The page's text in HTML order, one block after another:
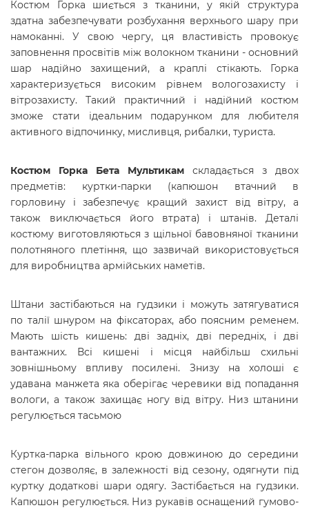
Костюм Горка шиється з тканини, у якій структура
здатна забезпечувати розбухання верхнього шару при
намоканні. У свою чергу, ця властивість провокує
заповнення просвітів між волокном тканини - основний
шар надійно захищений, а краплі стікають. Горка
характеризується високим рівнем вологозахисту і
вітрозахисту. Такий практичний і надійний костюм
зможе стати ідеальним подарунком для любителя
активного відпочинку, мисливця, рибалки, туриста.
Костюм Горка Бета Мультикам складається з двох
предметів: куртки-парки (капюшон втачний в
горловину і забезпечує кращий захист від вітру, а
також виключається його втрата) і штанів. Деталі
костюму виготовляються з щільної бавовняної тканини
полотняного плетіння, що зазвичай використовується
для виробництва армійських наметів.
Штани застібаються на гудзики і можуть затягуватися
по талії шнуром на фіксаторах, або поясним ременем.
Мають шість кишень: дві задніх, дві передніх, і дві
вантажних. Всі кишені і місця найбільш схильні
зовнішньому впливу посилені. Знизу на холоші є
удавана манжета яка оберігає черевики від попадання
вологи, а також захищає ногу від вітру. Низ штанини
регулюється тасьмою
Куртка-парка вільного крою довжиною до середини
стегон дозволяє, в залежності від сезону, одягнути під
куртку додаткові шари одягу. Застібається на гудзики.
Капюшон регулюється. Низ рукавів оснащений гумово-